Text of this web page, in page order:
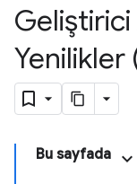
Geliştirici
Bu sayfada